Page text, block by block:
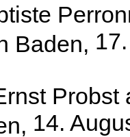
Baden,
Probst
14.